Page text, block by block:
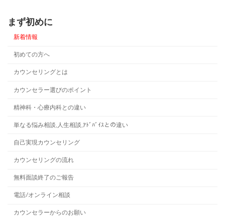
まず初めに
新着情報
初めての方へ
カウンセリングとは
カウンセラー選びのポイント
精神科・心療内科との違い
単なる悩み相談,人生相談,ｱﾄﾞﾊﾞｲｽとの違い
自己実現カウンセリング
カウンセリングの流れ
無料面談終了のご報告
電話/オンライン相談
カウンセラーからのお願い